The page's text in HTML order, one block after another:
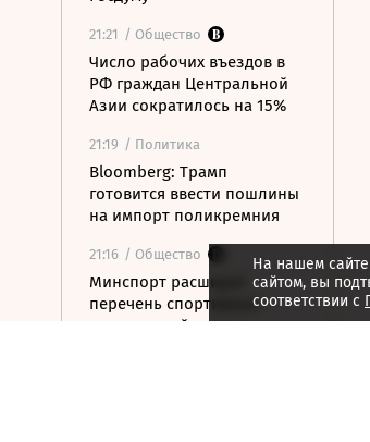
21:21 / Общество
Число рабочих въездов в
РФ граждан Центральной
Азии сократилось на 15%
21:19 / Политика
Bloomberg: Трамп
готовится ввести пошлины
на импорт поликремния
21:16 / Общество
Минспорт расширит
перечень спортивных
организаций для
На нашем
сайтом, вы
соответствии с